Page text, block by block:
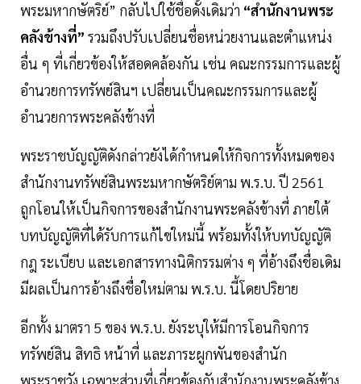
พระมหากษัตริย์” กลับไปใช้ชื่อดั้งเดิมว่า “สำนักงานพระ
คลังข้างที่” รวมถึงปรับเปลี่ยนชื่อหน่วยงานและตำแหน่ง
อื่น ๆ ที่เกี่ยวข้องให้สอดคล้องกัน เช่น คณะกรรมการและผู้
อำนวยการทรัพย์สินฯ เปลี่ยนเป็นคณะกรรมการและผู้
อำนวยการพระคลังข้างที่
พระราชบัญญัติดังกล่าวยังได้กำหนดให้กิจการทั้งหมดของ
สำนักงานทรัพย์สินพระมหากษัตริย์ตาม พ.ร.บ. ปี 2561
ถูกโอนให้เป็นกิจการของสำนักงานพระคลังข้างที่ ภายใต้
บทบัญญัติที่ได้รับการแก้ไขใหม่นี้ พร้อมทั้งให้บทบัญญัติ
กฎ ระเบียบ และเอกสารทางนิติกรรมต่าง ๆ ที่อ้างถึงชื่อเดิม
มีผลเป็นการอ้างถึงชื่อใหม่ตาม พ.ร.บ. นี้โดยปริยาย
อีกทั้ง มาตรา 5 ของ พ.ร.บ. ยังระบุให้มีการโอนกิจการ
ทรัพย์สิน สิทธิ หน้าที่ และภาระผูกพันของสำนัก